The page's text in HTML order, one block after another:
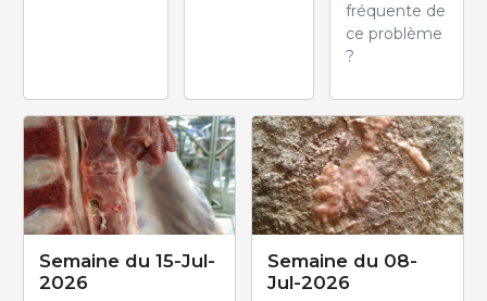
fréquente de
ce problème
?
Semaine du 15-Jul-
2026
Semaine du 08-
Jul-2026